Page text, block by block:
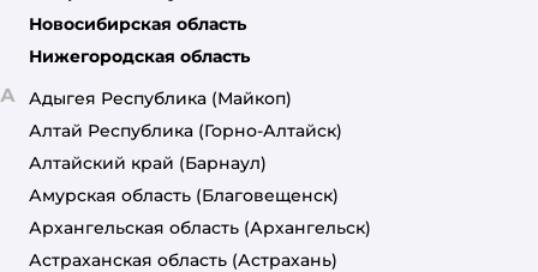
Новосибирская область
Нижегородская область
А Адыгея Республика (Майкоп)
Алтай Республика (Горно-Алтайск)
Алтайский край (Барнаул)
Амурская область (Благовещенск)
Архангельская область (Архангельск)
Астраханская область (Астрахань)